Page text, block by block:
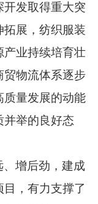
开发取得重大突
展， 纺织服装
产业持续培育壮
贸物流体系逐步
质量发展的动能
并举的良好态
、增后劲，建成
， 有力支撑了